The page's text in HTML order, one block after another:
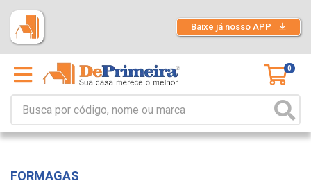
Baixe já nosso APP
0
FORMAGAS